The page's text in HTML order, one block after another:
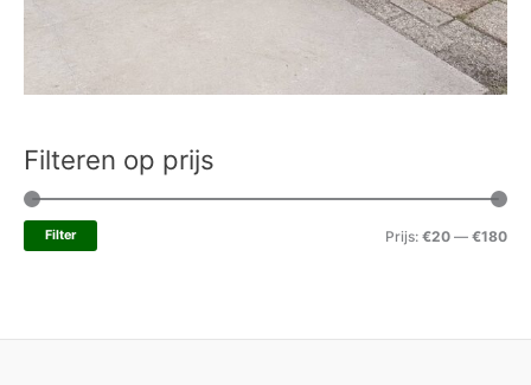
Filteren op prijs
Filter Prijs: €20 — €180